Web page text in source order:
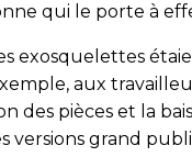
qui le porte à
exosquelettes
aux
des pièces et la
versions grand